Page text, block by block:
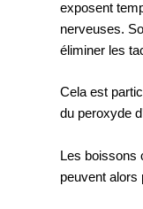
exposent
nerveuses.
éliminer les
Cela est
du peroxyde
Les boissons
peuvent alors